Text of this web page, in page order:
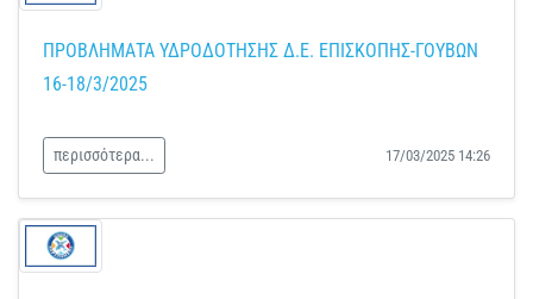
ΠΡΟΒΛΗΜΑΤΑ ΥΔΡΟΔΟΤΗΣΗΣ Δ.Ε. ΕΠΙΣΚΟΠΗΣ-ΓΟΥΒΩΝ
16-18/3/2025
περισσότερα... 17/03/2025 14:26